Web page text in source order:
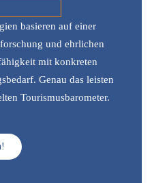
basieren auf einer
und ehrlichen
mit konkreten
Genau das leisten
Tourismusbarometer.